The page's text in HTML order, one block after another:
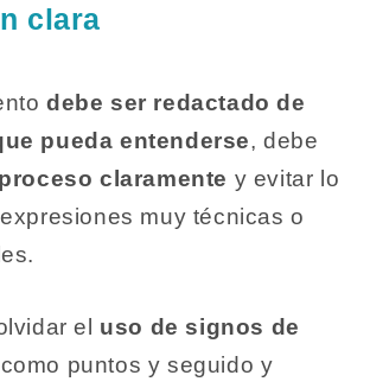
clara
debe ser redactado de
pueda entenderse, debe
claramente y evitar lo
muy técnicas o
el uso de signos de
como puntos y seguido y